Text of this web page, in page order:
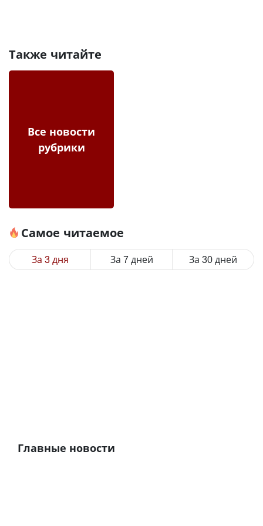
Также читайте
Все новости
рубрики
Самое читаемое
За 3 дня За 7 дней За 30 дней
Главные новости